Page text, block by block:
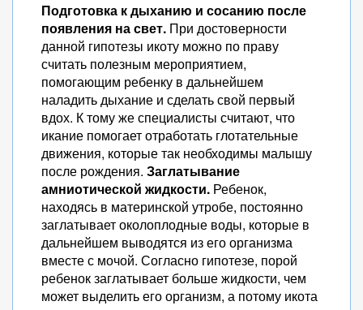
Подготовка к дыханию и сосанию после
появления на свет. При достоверности
данной гипотезы икоту можно по праву
считать полезным мероприятием,
помогающим ребенку в дальнейшем
наладить дыхание и сделать свой первый
вдох. К тому же специалисты считают, что
икание помогает отработать глотательные
движения, которые так необходимы малышу
после рождения. Заглатывание
амниотической жидкости. Ребенок,
находясь в материнской утробе, постоянно
заглатывает околоплодные воды, которые в
дальнейшем выводятся из его организма
вместе с мочой. Согласно гипотезе, порой
ребенок заглатывает больше жидкости, чем
может выделить его организм, а потому икота